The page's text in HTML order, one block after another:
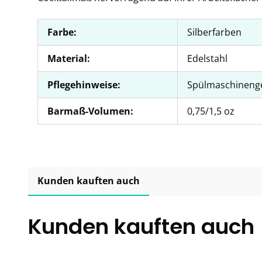
Farbe: Silberfarben
Material: Edelstahl
Pflegehinweise:
Barmaß-Volumen: 0,75/1,5 oz
Kunden kauften auch
Kunden kauften auch